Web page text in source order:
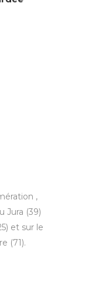
,
Jura (39)
et sur le
(71).